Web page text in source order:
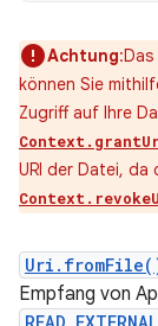
Achtung
können Sie
Zugriff auf Ihre
URI der Datei,
Empfang von